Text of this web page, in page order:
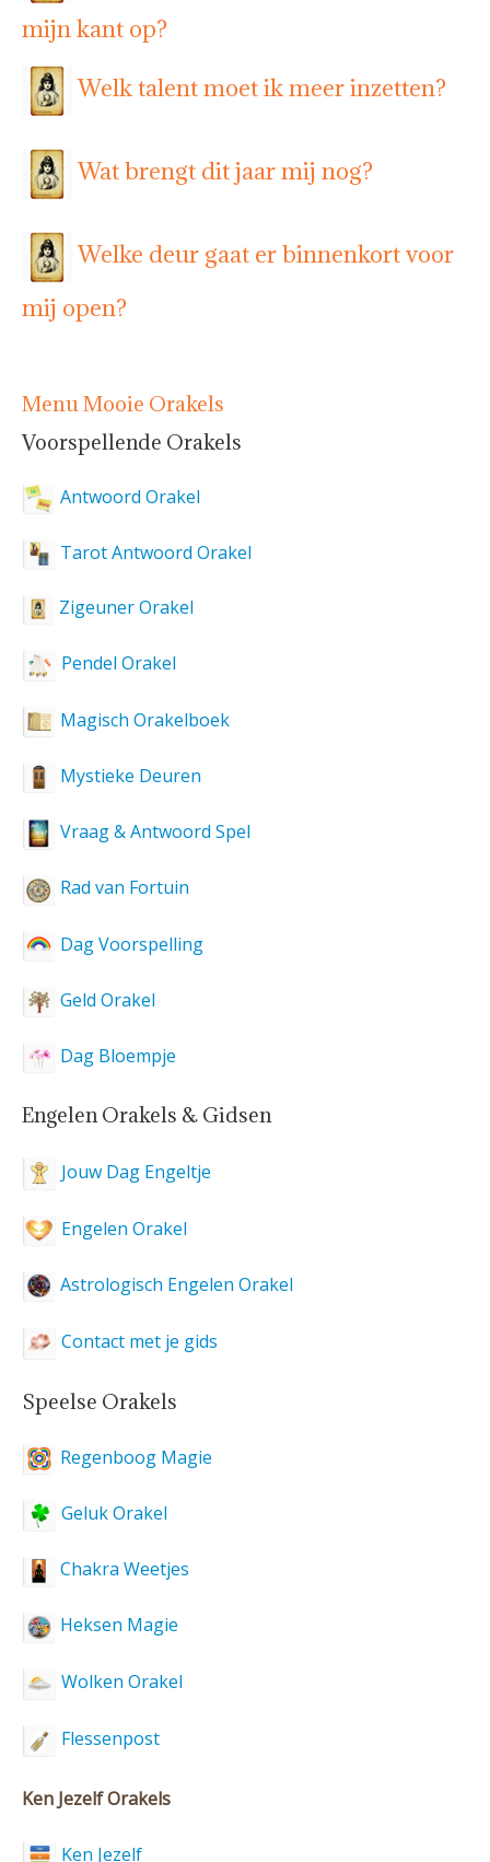
mijn kant op?
Welk talent moet ik meer inzetten?
Wat brengt dit jaar mij nog?
Welke deur gaat er binnenkort voor
mij open?
Menu Mooie Orakels
Voorspellende Orakels
Antwoord Orakel
Tarot Antwoord Orakel
Zigeuner Orakel
Pendel Orakel
Magisch Orakelboek
Mystieke Deuren
Vraag & Antwoord Spel
Rad van Fortuin
Dag Voorspelling
Geld Orakel
Dag Bloempje
Engelen Orakels & Gidsen
Jouw Dag Engeltje
Engelen Orakel
Astrologisch Engelen Orakel
Contact met je gids
Speelse Orakels
Regenboog Magie
Geluk Orakel
Chakra Weetjes
Heksen Magie
Wolken Orakel
Flessenpost
Ken Jezelf Orakels
Ken Jezelf